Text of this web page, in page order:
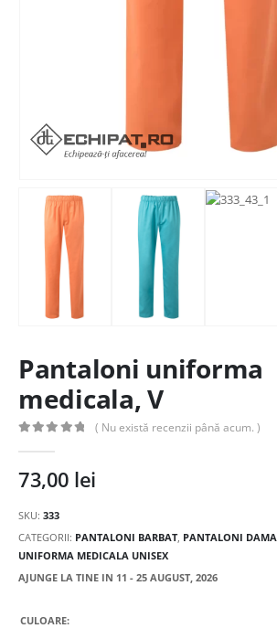
Pantaloni uniforma
medicala, V
( Nu există recenzii până acum. )
73,00 lei
SKU: 333
CATEGORII: PANTALONI BARBAT, PANTALONI DAMA
UNIFORMA MEDICALA UNISEX
AJUNGE LA TINE IN 11 - 25 AUGUST, 2026
CULOARE